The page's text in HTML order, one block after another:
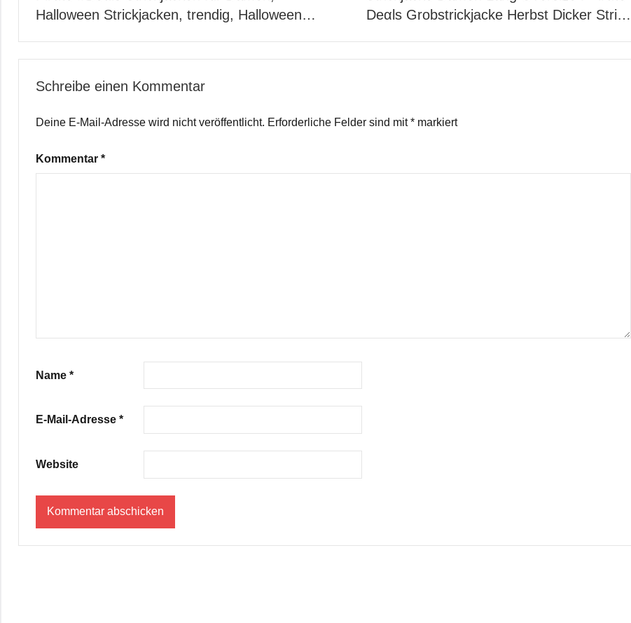
Halloween Strickjacken, trendig, Halloween…
Dеαls Grobstrickjacke Herbst Dicker Stri…
Schreibe einen Kommentar
Deine E-Mail-Adresse wird nicht veröffentlicht. Erforderliche Felder sind mit* markiert
Kommentar *
Name *
E-Mail-Adresse *
Website